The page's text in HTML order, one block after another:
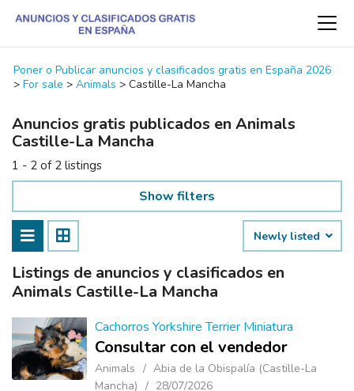
Poner o Publicar anuncios y clasificados gratis en España 2026
> For sale > Animals > Castille-La Mancha
Anuncios gratis publicados en Animals
Castille-La Mancha
1 - 2 of 2 listings
Show filters
Newly listed
Listings de anuncios y clasificados en
Animals Castille-La Mancha
Cachorros Yorkshire Terrier Miniatura
Consultar con el vendedor
Animals
Abia de la Obispalía (Castille-La
Mancha)
28/07/2026